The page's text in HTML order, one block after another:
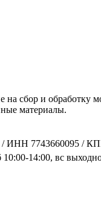
сбор и обработку
материалы.
7743660095 /
14:00, вс